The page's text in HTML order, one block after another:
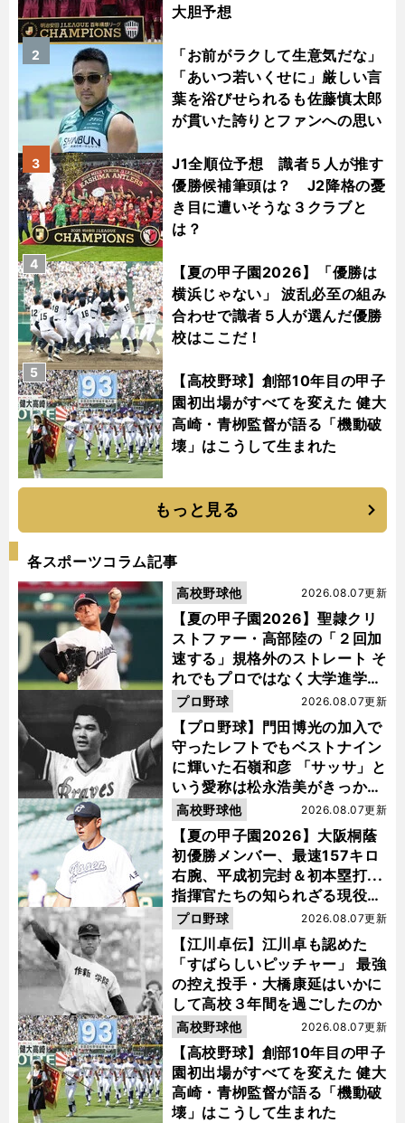
大胆予想
「お前がラクして生意気だな」
「あいつ若いくせに」厳しい言
葉を浴びせられるも佐藤慎太郎
が貫いた誇りとファンへの思い
2
J1全順位予想 識者５人が推す
優勝候補筆頭は？ J2降格の憂
き目に遭いそうな３クラブと
は？
3
【夏の甲子園2026】「優勝は
横浜じゃない」 波乱必至の組み
合わせで識者５人が選んだ優勝
校はここだ！
4
【高校野球】創部10年目の甲子
園初出場がすべてを変えた 健大
高崎・青栁監督が語る「機動破
壊」はこうして生まれた
5
もっと見る
各スポーツコラム記事
【夏の甲子園2026】聖隷クリ
ストファー・高部陸の「２回加
速する」規格外のストレート そ
れでもプロではなく大学進学を
選ぶ理由
2026.08.07更新
高校野球他
【プロ野球】門田博光の加入で
守ったレフトでもベストナイン
に輝いた石嶺和彦 「サッサ」と
いう愛称は松永浩美がきっか
け？
2026.08.07更新
プロ野球
【夏の甲子園2026】大阪桐蔭
初優勝メンバー、最速157キロ
右腕、平成初完封＆初本塁打...
指揮官たちの知られざる現役時
代
2026.08.07更新
高校野球他
【江川卓伝】江川卓も認めた
「すばらしいピッチャー」 最強
の控え投手・大橋康延はいかに
して高校３年間を過ごしたのか
2026.08.07更新
プロ野球
【高校野球】創部10年目の甲子
園初出場がすべてを変えた 健大
高崎・青栁監督が語る「機動破
壊」はこうして生まれた
2026.08.07更新
高校野球他